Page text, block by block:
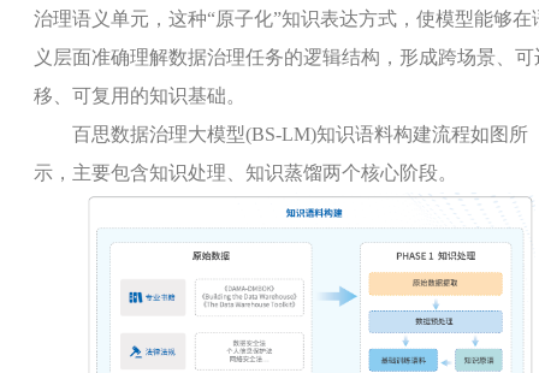
治理语义单元，这种“原子化”知识表达方式，使模型能够在
义层面准确理解数据治理任务的逻辑结构，形成跨场景、可
移、可复用的知识基础。
百思数据治理大模型(BS-LM)知识语料构建流程如图所
示，主要包含知识处理、知识蒸馏两个核心阶段。